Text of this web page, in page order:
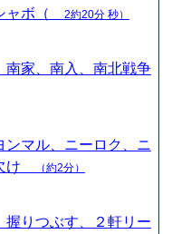
ャボ（
2約20分 秒）
南家、南入、南北戦争
ンマル、ニーロク、ニ
け
（約2分）
握りつぶす、２軒リー